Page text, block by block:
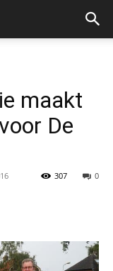
maakt
De
0
307